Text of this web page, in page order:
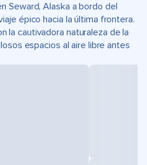
Seward, Alaska a bordo del
épico hacia la última frontera.
la cautivadora naturaleza de la
espacios al aire libre antes